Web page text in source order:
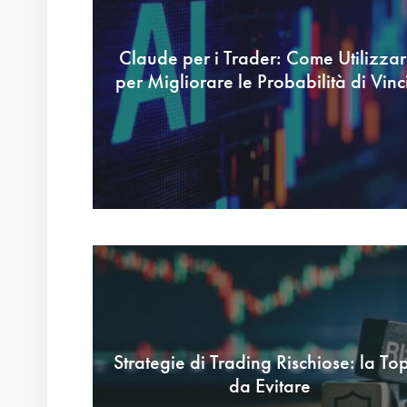
Claude per i Trader: Come
per Migliorare le Probabilità di
Strategie di Trading Rischiose: la
da Evitare